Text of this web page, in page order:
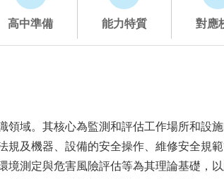
高中準備 能力特質 對應
域。其核心為監測和評估工作場所和設
及機器、設備的安全操作、維修安全規
測定與危害風險評估等為其理論基礎，